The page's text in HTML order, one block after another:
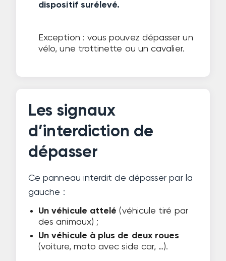
dispositif surélevé.
Exception : vous pouvez dépasser un
vélo, une trottinette ou un cavalier.
Les signaux
d’interdiction de
dépasser
Ce panneau interdit de dépasser par la
gauche :
Un véhicule attelé (véhicule tiré par
des animaux) ;
Un véhicule à plus de deux roues
(voiture, moto avec side car, …).